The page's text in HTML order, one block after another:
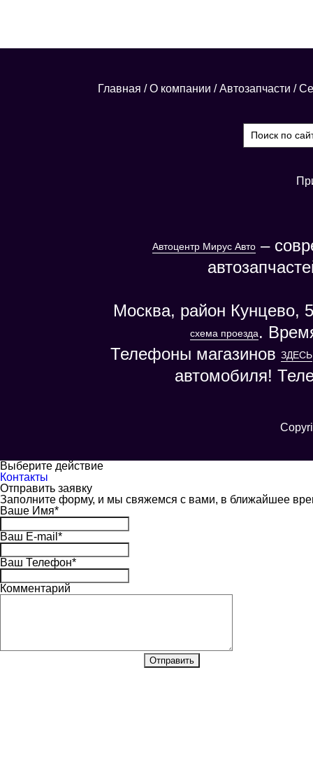
Главная / О компании / Автозапчасти /
Автоцентр Мирус Авто –
Москва, район Кунцево,
схема проезда.
Телефоны магазинов ЗДЕСЬ
автомобиля!
Выберите действие
Контакты
Отправить заявку
Заполните форму, и мы свяжемся с вами, в ближайшее
Ваше Имя*
Ваш E-mail *
Ваш Телефон*
Комментарий